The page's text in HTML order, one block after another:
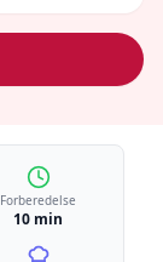
Forberedelse
10 min